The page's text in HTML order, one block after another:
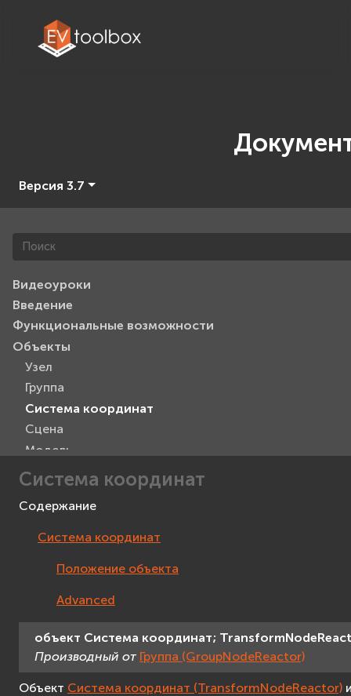
Версия 3.7
Видеоуроки
Введение
Функциональные возможности
Объекты
Узел
Группа
Система координат
Сцена
Модель
Метка
Проекция на экран
Прямоугольник
Изображение
Видео
Viewer
Манипулятор камеры
Интерактивное устройство
Система координат
Содержание
Система координат
Положение объекта
Advanced
объект Система координат;
Производный от Группа (GroupNodeReactor)
Объект Система координат (TransformNodeReactor)